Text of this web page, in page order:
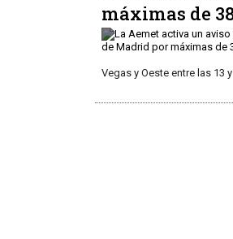
máximas de
Vegas y Oeste entre las 13 y